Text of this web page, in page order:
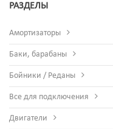
РАЗДЕЛЫ
Амортизаторы
Баки, барабаны
Бойники / Реданы
Все для подключения
Двигатели